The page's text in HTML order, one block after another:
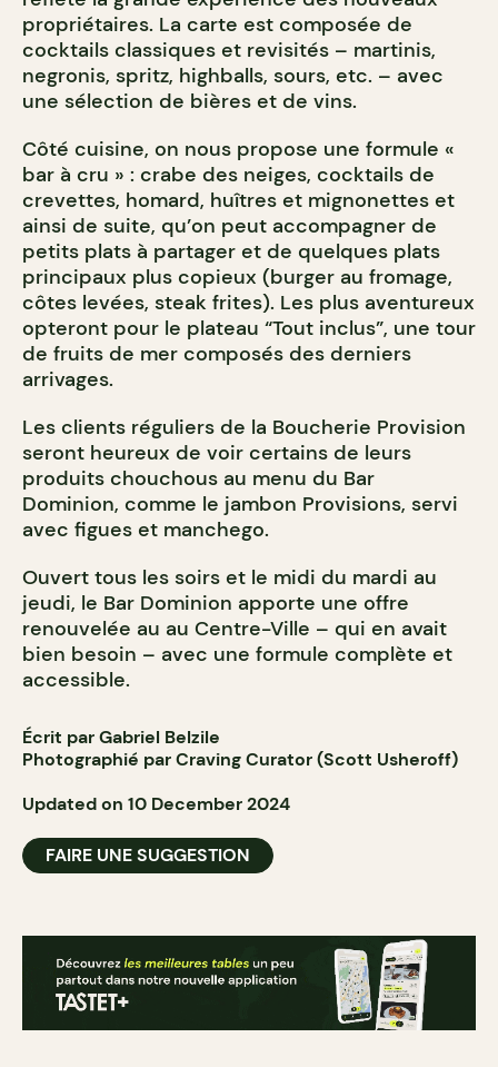
propriétaires. La carte est composée de
cocktails classiques et revisités – martinis,
negronis, spritz, highballs, sours, etc. – avec
une sélection de bières et de vins.
Côté cuisine, on nous propose une formule «
bar à cru » : crabe des neiges, cocktails de
crevettes, homard, huîtres et mignonettes et
ainsi de suite, qu’on peut accompagner de
petits plats à partager et de quelques plats
principaux plus copieux (burger au fromage,
côtes levées, steak frites). Les plus aventureux
opteront pour le plateau “Tout inclus”, une tour
de fruits de mer composés des derniers
arrivages.
Les clients réguliers de la Boucherie Provision
seront heureux de voir certains de leurs
produits chouchous au menu du Bar
Dominion, comme le jambon Provisions, servi
avec figues et manchego.
Ouvert tous les soirs et le midi du mardi au
jeudi, le Bar Dominion apporte une offre
renouvelée au au Centre-Ville – qui en avait
bien besoin – avec une formule complète et
accessible.
Écrit par Gabriel Belzile
Photographié par Craving Curator (Scott Usheroff)
Updated on 10 December 2024
FAIRE UNE SUGGESTION